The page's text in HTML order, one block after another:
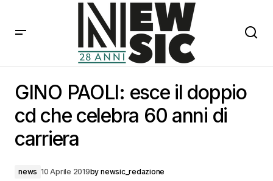
carriera
GINO PAOLI: esce il doppio
cd che celebra 60 anni di
carriera
news 10 Aprile 2019by newsic_redazione